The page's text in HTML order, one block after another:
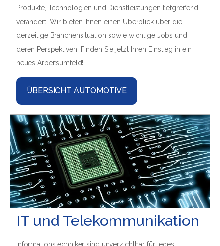
Produkte, Technologien und Dienstleistungen tiefgreifend
verändert. Wir bieten Ihnen einen Überblick über die
derzeitige Branchensituation sowie wichtige Jobs und
deren Perspektiven. Finden Sie jetzt Ihren Einstieg in ein
neues Arbeitsumfeld!
ÜBERSICHT AUTOMOTIVE
IT und Telekommunikation
Informationstechniker sind unverzichtbar für jedes